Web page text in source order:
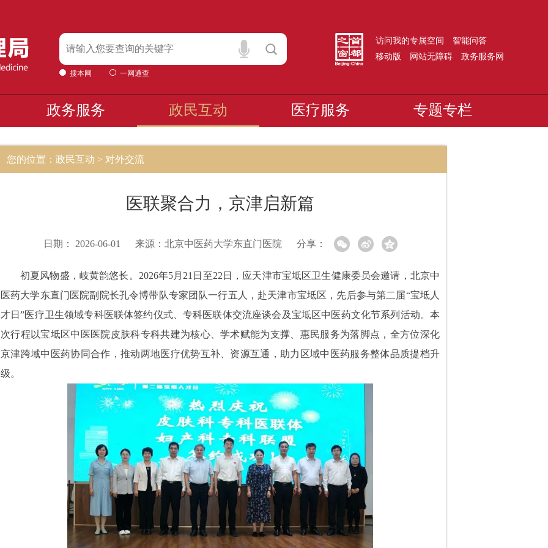
搜本网 一网通查
访问我的专属空间
智能问答
移动版
网站无障碍 政务服务网
政务服务 政民互动 医疗服务 专题专栏
您的位置：政民互动 > 对外交流
医联聚合力，京津启新篇
日期： 2026-06-01 来源： 北京中医药大学东直门医院 分享：
初夏风物盛，岐黄韵悠长。2026年5月21日至22日，应天津市宝坻区卫生健康委员会邀请，北京中
医药大学东直门医院副院长孔令博带队专家团队一行五人，赴天津市宝坻区，先后参与第二届“宝坻人
才日”医疗卫生领域专科医联体签约仪式、专科医联体交流座谈会及宝坻区中医药文化节系列活动。本
次行程以宝坻区中医医院皮肤科专科共建为核心、学术赋能为支撑、惠民服务为落脚点，全方位深化
京津跨域中医药协同合作，推动两地医疗优势互补、资源互通，助力区域中医药服务整体品质提档升
级。